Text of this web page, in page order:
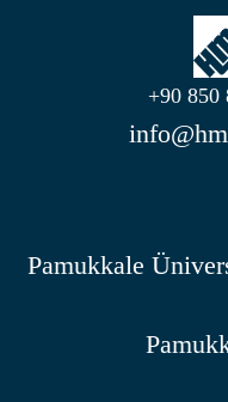
+90 850
Pamukkale